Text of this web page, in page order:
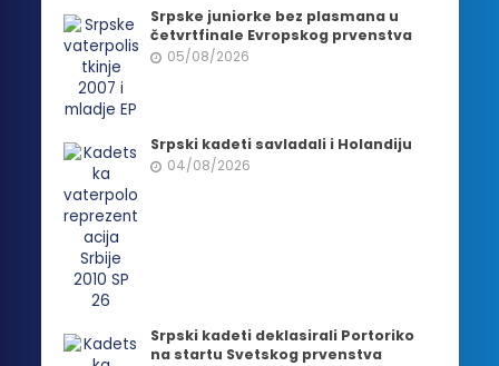
Srpske juniorke bez plasmana u
četvrtfinale Evropskog prvenstva
05/08/2026
Srpski kadeti savladali i Holandiju
04/08/2026
Srpski kadeti deklasirali Portoriko
na startu Svetskog prvenstva